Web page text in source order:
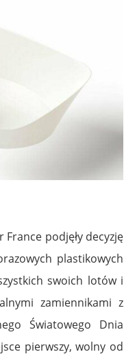
podjęły decyzję
plastikowych
swoich lotów i
zamiennikami z
Światowego Dnia
pierwszy, wolny od